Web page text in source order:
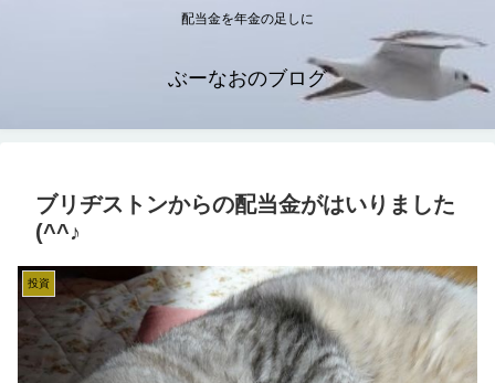
配当金を年金の足しに
ぶーなおのブログ
ブリヂストンからの配当金がはいりました
(^^♪
投資